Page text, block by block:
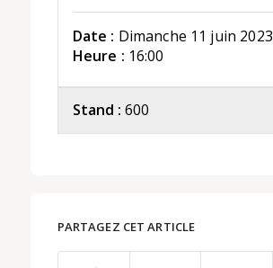
Date : Dimanche 11 juin 2023
Heure : 16:00
Stand : 600
PARTAGEZ CET ARTICLE